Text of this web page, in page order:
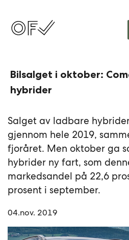
Bilsalget i oktober:
hybrider
Salget av ladbare
gjennom hele 2019,
fjoråret. Men oktober ga
hybrider ny fart, som
markedsandel på 22,6
prosent i september.
04.nov. 2019